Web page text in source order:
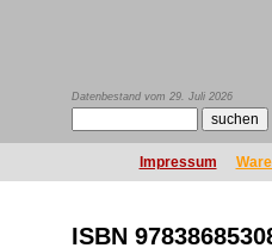
Datenbestand vom 29. Juli 2026
Impressum
ISBN